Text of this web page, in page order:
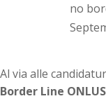
no
Al via alle
Border Line ONLUS